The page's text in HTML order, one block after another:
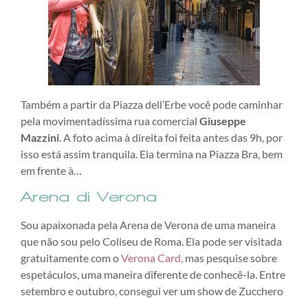
Também a partir da Piazza dell’Erbe você pode caminhar
pela movimentadíssima rua comercial Giuseppe
Mazzini. A foto acima à direita foi feita antes das 9h, por
isso está assim tranquila. Ela termina na Piazza Bra, bem
em frente à…
Arena di Verona
Sou apaixonada pela Arena de Verona de uma maneira
que não sou pelo Coliseu de Roma. Ela pode ser visitada
gratuitamente com oVerona Card, mas pesquise sobre
espetáculos, uma maneira diferente de conhecê-la. Entre
setembro e outubro, consegui ver um show de Zucchero